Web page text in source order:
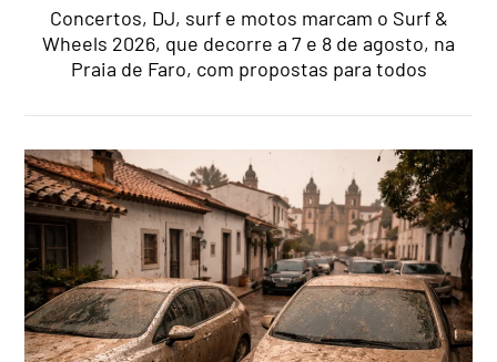
Concertos, DJ, surf e motos marcam o Surf &
Wheels 2026, que decorre a 7 e 8 de agosto, na
Praia de Faro, com propostas para todos